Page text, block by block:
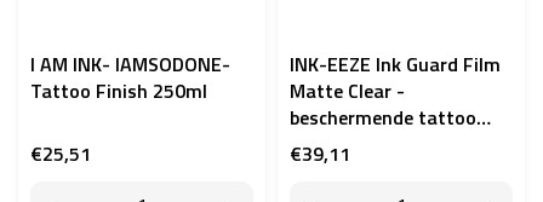
I AM INK- IAMSODONE-
Tattoo Finish 250ml
€25,51
INK-EEZE Ink Guard Film
Matte Clear -
beschermende tattoo
folie 15 cm × 10 m
€39,11